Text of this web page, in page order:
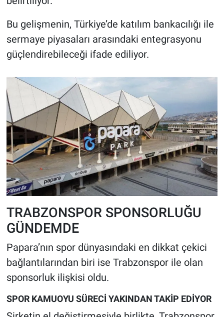
Bu gelişmenin, Türkiye’de katılım bankacılığı ile
sermaye piyasaları arasındaki entegrasyonu
güçlendirebileceği ifade ediliyor.
TRABZONSPOR SPONSORLUĞU
GÜNDEMDE
Papara’nın spor dünyasındaki en dikkat çekici
bağlantılarından biri ise Trabzonspor ile olan
sponsorluk ilişkisi oldu.
SPOR KAMUOYU SÜRECİ YAKINDAN TAKİP EDİYOR